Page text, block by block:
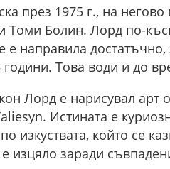
през 1975 г., на
Томи Болин. Лорд по-
е направила
години. Това води и до
Лорд е нарисувал арт
Истината е
изкуствата, който се
изцяло заради